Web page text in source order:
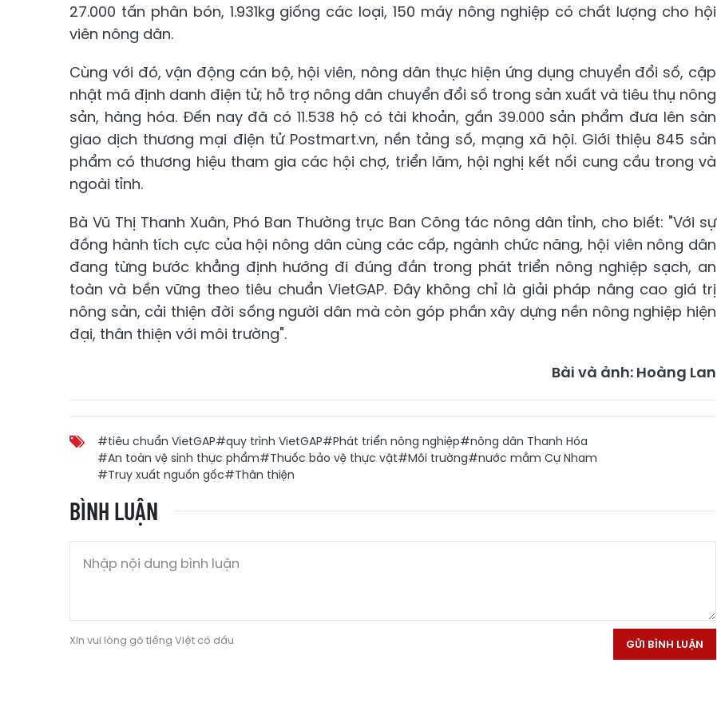
27.000 tấn phân bón, 1.931kg giống các loại, 150 máy nông nghiệp có chất lượng cho hội
viên nông dân.
Cùng với đó, vận động cán bộ, hội viên, nông dân thực hiện ứng dụng chuyển đổi số, cập
nhật mã định danh điện tử; hỗ trợ nông dân chuyển đổi số trong sản xuất và tiêu thụ nông
sản, hàng hóa. Đến nay đã có 11.538 hộ có tài khoản, gần 39.000 sản phẩm đưa lên sàn
giao dịch thương mại điện tử Postmart.vn, nền tảng số, mạng xã hội. Giới thiệu 845 sản
phẩm có thương hiệu tham gia các hội chợ, triển lãm, hội nghị kết nối cung cầu trong và
ngoài tỉnh.
Bà Vũ Thị Thanh Xuân, Phó Ban Thường trực Ban Công tác nông dân tỉnh, cho biết: "Với sự
đồng hành tích cực của hội nông dân cùng các cấp, ngành chức năng, hội viên nông dân
đang từng bước khẳng định hướng đi đúng đắn trong phát triển nông nghiệp sạch, an
toàn và bền vững theo tiêu chuẩn VietGAP. Đây không chỉ là giải pháp nâng cao giá trị
nông sản, cải thiện đời sống người dân mà còn góp phần xây dựng nền nông nghiệp hiện
đại, thân thiện với môi trường".
Bài và ảnh: Hoàng Lan
#tiêu chuẩn VietGAP#quy trình VietGAP#Phát triển nông nghiệp#nông dân Thanh Hóa
#An toàn vệ sinh thực phẩm#Thuốc bảo vệ thực vật#Môi trường#nước mắm Cự Nham
#Truy xuất nguồn gốc#Thân thiện
BÌNH LUẬN
Xin vui lòng gõ tiếng Việt có dấu GỬI BÌNH LUẬN